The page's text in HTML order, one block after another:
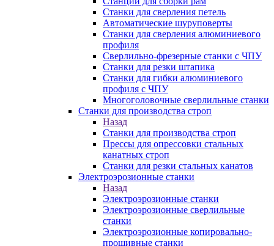
Станки для сверления петель
Автоматические шуруповерты
Станки для сверления алюминиевого
профиля
Сверлильно-фрезерные станки с ЧПУ
Станки для резки штапика
Станки для гибки алюминиевого
профиля с ЧПУ
Многоголовочные сверлильные станки
Станки для производства строп
Назад
Станки для производства строп
Прессы для опрессовки стальных
канатных строп
Станки для резки стальных канатов
Электроэрозионные станки
Назад
Электроэрозионные станки
Электроэрозионные сверлильные
станки
Электроэрозионные копировально-
прошивные станки